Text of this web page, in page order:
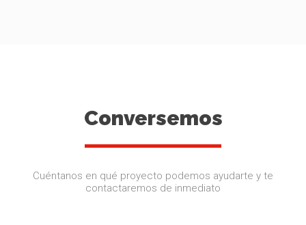
Conversemos
Cuéntanos en qué proyecto podemos ayudarte y te
contactaremos de inmediato